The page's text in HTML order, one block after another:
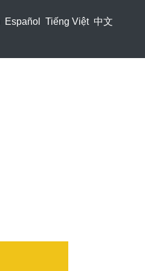
Español Tiếng Việt 中文